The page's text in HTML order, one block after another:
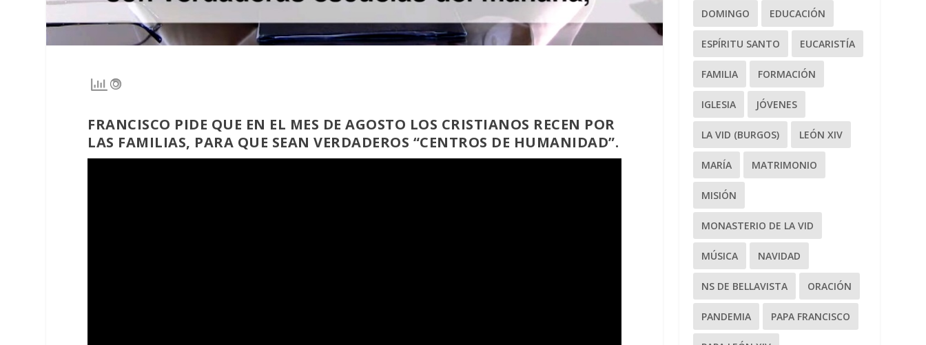
FRANCISCO PIDE QUE EN EL MES DE AGOSTO LOS CRISTIANOS RECEN POR
LAS FAMILIAS, PARA QUE SEAN VERDADEROS “CENTROS DE HUMANIDAD”.
DOMINGO EDUCACIÓN
ESPÍRITU SANTO EUCARISTÍA
FAMILIA FORMACIÓN
IGLESIA JÓVENES
LA VID (BURGOS) LEÓN XIV
MARÍA MATRIMONIO
MISIÓN
MONASTERIO DE LA VID
MÚSICA NAVIDAD
NS DE BELLAVISTA ORACIÓN
PANDEMIA PAPA FRANCISCO